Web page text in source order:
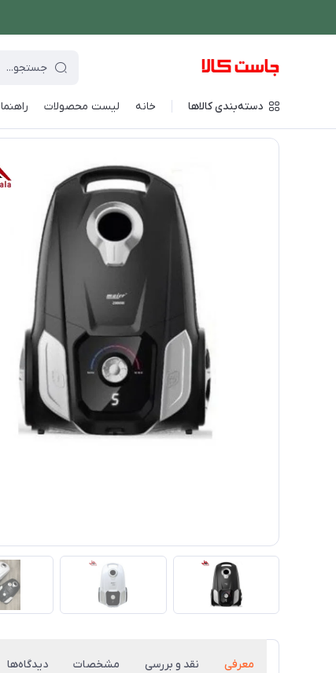
دسته‌بندی کالاها خانه لیست محصولات راهنما
فروشگاه اینترنتی جاست کالا شستشو و نظافت / جارو برقی
معرفی نقد و بررسی مشخصات دیدگاه‌ها